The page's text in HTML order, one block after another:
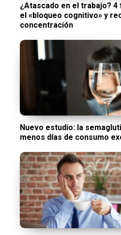
¿Atascado en el trabajo?
el «bloqueo cognitivo» y
concentración
Nuevo estudio: la
menos días de consumo